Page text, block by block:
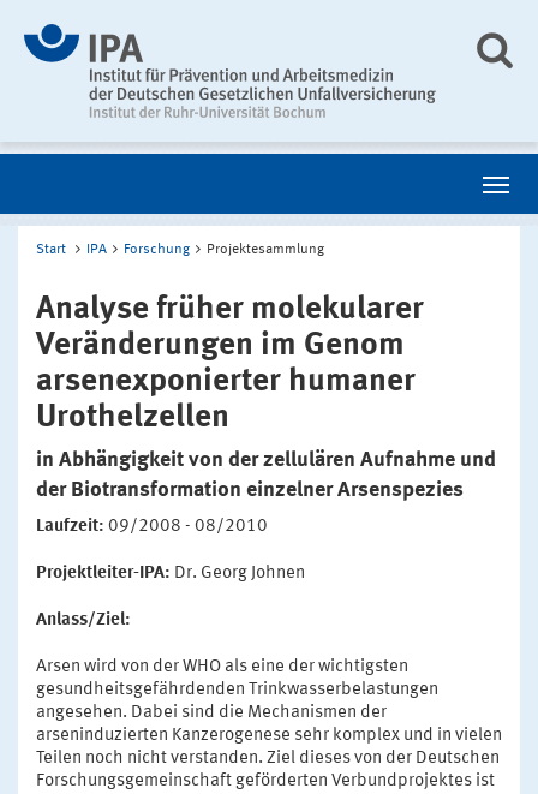
Start IPA Forschung Projektesammlung
Analyse früher molekularer
Veränderungen im Genom
arsenexponierter humaner
Urothelzellen
in Abhängigkeit von der zellulären Aufnahme und
der Biotransformation einzelner Arsenspezies
Laufzeit: 09/2008 - 08/2010
Projektleiter-IPA: Dr. Georg Johnen
Anlass/Ziel:
Arsen wird von der WHO als eine der wichtigsten
gesundheitsgefährdenden Trinkwasserbelastungen
angesehen. Dabei sind die Mechanismen der
arseninduzierten Kanzerogenese sehr komplex und in vielen
Teilen noch nicht verstanden. Ziel dieses von der Deutschen
Forschungsgemeinschaft geförderten Verbundprojektes ist